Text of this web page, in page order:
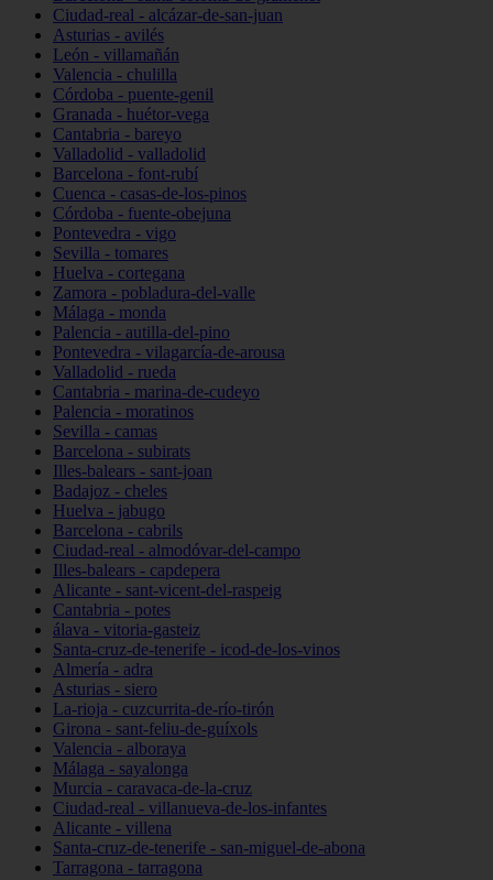
Ciudad-real - alcázar-de-san-juan
Asturias - avilés
León - villamañán
Valencia - chulilla
Córdoba - puente-genil
Granada - huétor-vega
Cantabria - bareyo
Valladolid - valladolid
Barcelona - font-rubí
Cuenca - casas-de-los-pinos
Córdoba - fuente-obejuna
Pontevedra - vigo
Sevilla - tomares
Huelva - cortegana
Zamora - pobladura-del-valle
Málaga - monda
Palencia - autilla-del-pino
Pontevedra - vilagarcía-de-arousa
Valladolid - rueda
Cantabria - marina-de-cudeyo
Palencia - moratinos
Sevilla - camas
Barcelona - subirats
Illes-balears - sant-joan
Badajoz - cheles
Huelva - jabugo
Barcelona - cabrils
Ciudad-real - almodóvar-del-campo
Illes-balears - capdepera
Alicante - sant-vicent-del-raspeig
Cantabria - potes
álava - vitoria-gasteiz
Santa-cruz-de-tenerife - icod-de-los-vinos
Almería - adra
Asturias - siero
La-rioja - cuzcurrita-de-río-tirón
Girona - sant-feliu-de-guíxols
Valencia - alboraya
Málaga - sayalonga
Murcia - caravaca-de-la-cruz
Ciudad-real - villanueva-de-los-infantes
Alicante - villena
Santa-cruz-de-tenerife - san-miguel-de-abona
Tarragona - tarragona